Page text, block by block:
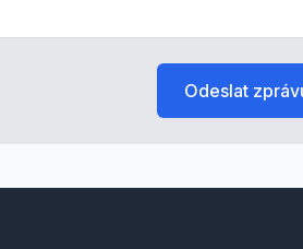
Odeslat